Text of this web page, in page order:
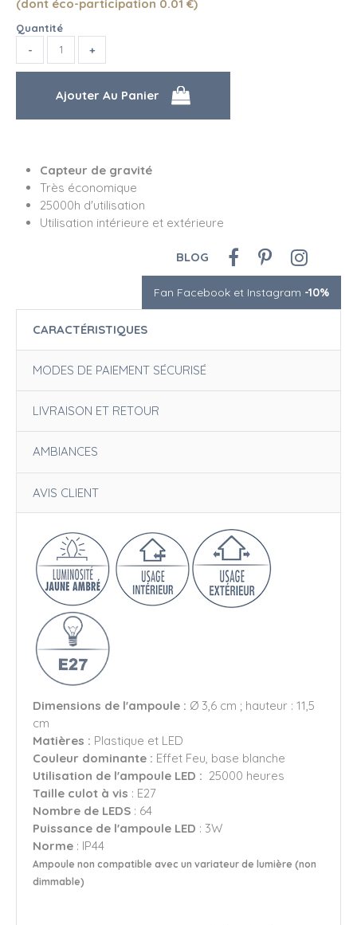
(dont éco-participation 0.01 €)
Quantité
Capteur de gravité
Très économique
25000h d'utilisation
Utilisation intérieure et extérieure
BLOG
Fan Facebook et Instagram -10%
CARACTÉRISTIQUES
MODES DE PAIEMENT SÉCURISÉ
LIVRAISON ET RETOUR
AMBIANCES
AVIS CLIENT
Dimensions de l'ampoule : Ø 3,6 cm ; hauteur : 11,5
cm
Matières : Plastique et LED
Couleur dominante : Effet Feu, base blanche
Utilisation de l'ampoule LED : 25000 heures
Taille culot à vis : E27
Nombre de LEDS : 64
Puissance de l'ampoule LED : 3W
Norme : IP44
Ampoule non compatible avec un variateur de lumière (non
dimmable)